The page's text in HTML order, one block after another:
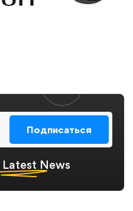
Latest News
Подписаться